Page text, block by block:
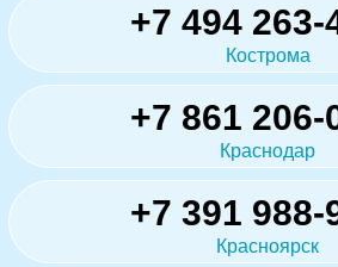
+7 494 263-
Кострома
+7 861 206-
Краснодар
+7 391 988-
Красноярск